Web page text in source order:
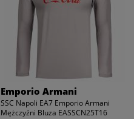
Emporio Armani
SSC Napoli EA7 Emporio Armani
Mężczyźni Bluza EASSCN25T16